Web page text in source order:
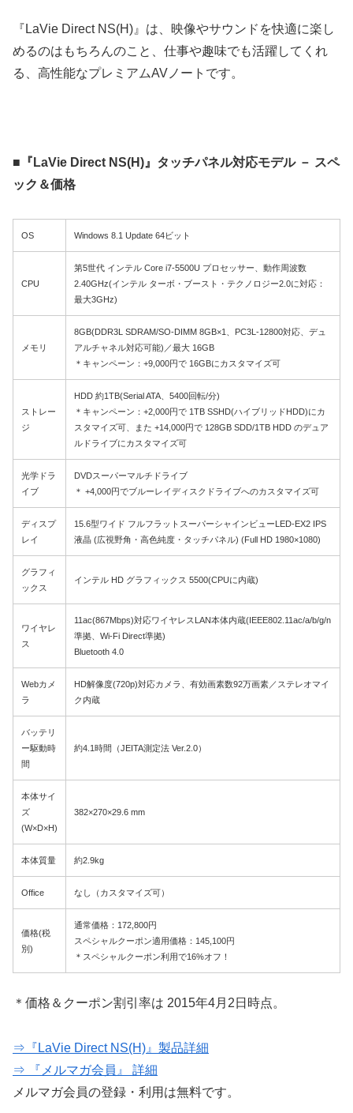
『LaVie Direct NS(H)』は、映像やサウンドを快適に楽し
めるのはもちろんのこと、仕事や趣味でも活躍してくれ
る、高性能なプレミアムAVノートです。
■『LaVie Direct NS(H)』タッチパネル対応モデル － スペ
ック＆価格
OS Windows 8.1 Update 64ビット
CPU
第5世代 インテル Core i7-5500U プロセッサー、動作周波数
2.40GHz(インテル ターボ・ブースト・テクノロジー2.0に対応：
最大3GHz)
メモリ
8GB(DDR3L SDRAM/SO-DIMM 8GB×1、PC3L-12800対応、デュ
アルチャネル対応可能)／最大 16GB
＊キャンペーン：+9,000円で 16GBにカスタマイズ可
ストレー
ジ
HDD 約1TB(Serial ATA、5400回転/分)
＊キャンペーン：+2,000円で 1TB SSHD(ハイブリッドHDD)にカ
スタマイズ可、また +14,000円で 128GB SDD/1TB HDD のデュア
ルドライブにカスタマイズ可
光学ドラ
イブ
DVDスーパーマルチドライブ
＊ +4,000円でブルーレイディスクドライブへのカスタマイズ可
ディスプ
レイ
15.6型ワイド フルフラットスーパーシャインビューLED-EX2 IPS
液晶 (広視野角・高色純度・タッチパネル) (Full HD 1980×1080)
グラフィ
ックス
インテル HD グラフィックス 5500(CPUに内蔵)
ワイヤレ
ス
11ac(867Mbps)対応ワイヤレスLAN本体内蔵(IEEE802.11ac/a/b/g/n
準拠、Wi-Fi Direct準拠)
Bluetooth 4.0
Webカメ
ラ
HD解像度(720p)対応カメラ、有効画素数92万画素／ステレオマイ
ク内蔵
バッテリ
ー駆動時
間
約4.1時間（JEITA測定法 Ver.2.0）
本体サイ
ズ
(W×D×H)
382×270×29.6 mm
本体質量 約2.9kg
Office なし（カスタマイズ可）
価格(税
別)
通常価格：172,800円
スペシャルクーポン適用価格：145,100円
＊スペシャルクーポン利用で16%オフ！
＊価格＆クーポン割引率は 2015年4月2日時点。
⇒『LaVie Direct NS(H)』製品詳細
⇒ 『メルマガ会員』 詳細
メルマガ会員の登録・利用は無料です。